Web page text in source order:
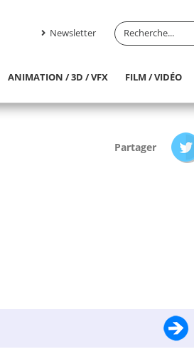
Newsletter
ANIMATION / 3D / VFX FILM / VIDÉO
Partager